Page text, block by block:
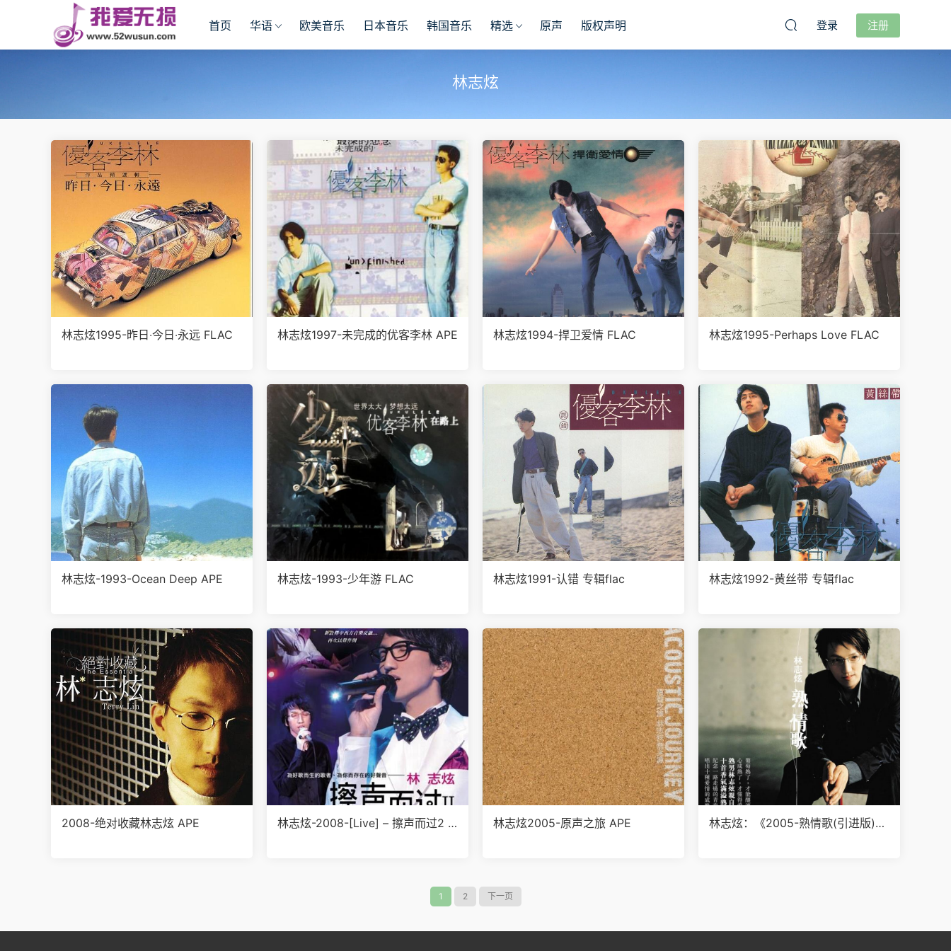
首页 华语 欧美音乐 日本音乐 韩国音乐 精选 原声 版权声明 登录 注册
林志炫
林志炫1995-昨日‧今日‧永远 FLAC 林志炫1997-未完成的优客李林 APE 林志炫1994-捍卫爱情 FLAC 林志炫1995-Perhaps Love FLAC
林志炫-1993-Ocean Deep APE 林志炫-1993-少年游 FLAC 林志炫1991-认错 专辑flac 林志炫1992-黄丝带 专辑flac
2008-绝对收藏林志炫 APE
林志炫-2008-[Live] – 擦声而过2 A
林志炫2005-原声之旅 APE
林志炫：《2005-熟情歌(引进版)》
1 2 下一页